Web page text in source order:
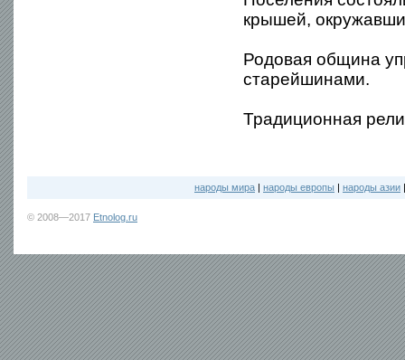
крышей,
Родовая община
старейшинами.
Традиционная
народы мира | народы европы | народы азии
© 2008—2017 Etnolog.ru